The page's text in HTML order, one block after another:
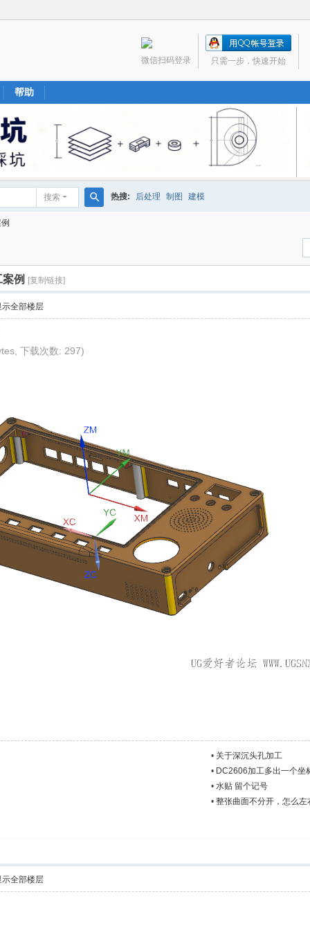
只需一步，快速开始
微信扫码登录
帮助
搜索 热搜: 后处理 制图 建模
例 [复制链接]
示全部楼层
下载次数: 297)
• 关于深沉头孔加工
• DC2606加工多出一个坐
• 水贴 留个记号
• 整张曲面不分开，怎么左
示全部楼层